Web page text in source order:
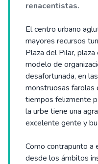
renacentistas.
El centro urbano
mayores recursos
Plaza del Pilar,
modelo de
desafortunada, en
monstruosas farolas
tiempos felizmente
la urbe tiene una
excelente gente y
Como contrapunto a
desde los ámbitos